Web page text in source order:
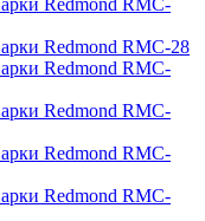
Redmond RMC-
Redmond RMC-28
Redmond RMC-
Redmond RMC-
Redmond RMC-
Redmond RMC-